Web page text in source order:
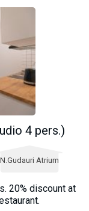
4 pers.)
N.Gudauri Atrium
20% discount at